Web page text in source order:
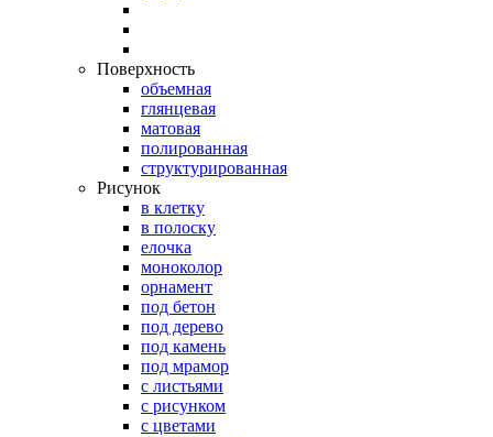
Поверхность
объемная
глянцевая
матовая
полированная
структурированная
Рисунок
в клетку
в полоску
елочка
моноколор
орнамент
под бетон
под дерево
под камень
под мрамор
с листьями
с рисунком
с цветами